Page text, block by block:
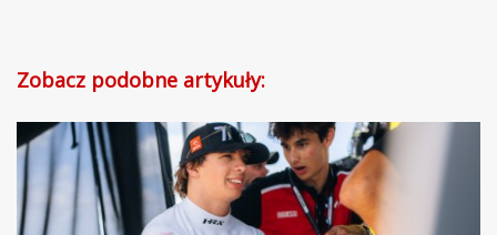
Zobacz podobne artykuły: